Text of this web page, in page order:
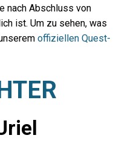
nach Abschluss von
ist. Um zu sehen, was
offiziellen Quest-